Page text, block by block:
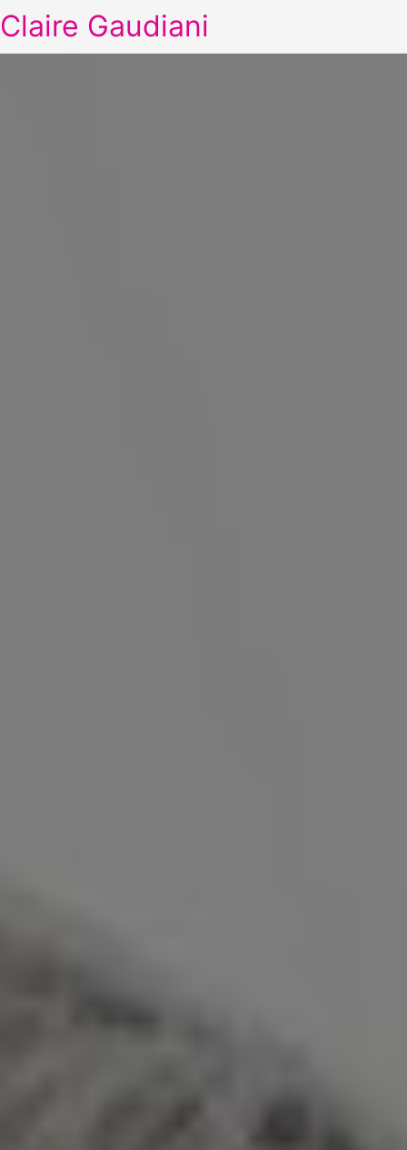
Claire Gaudiani